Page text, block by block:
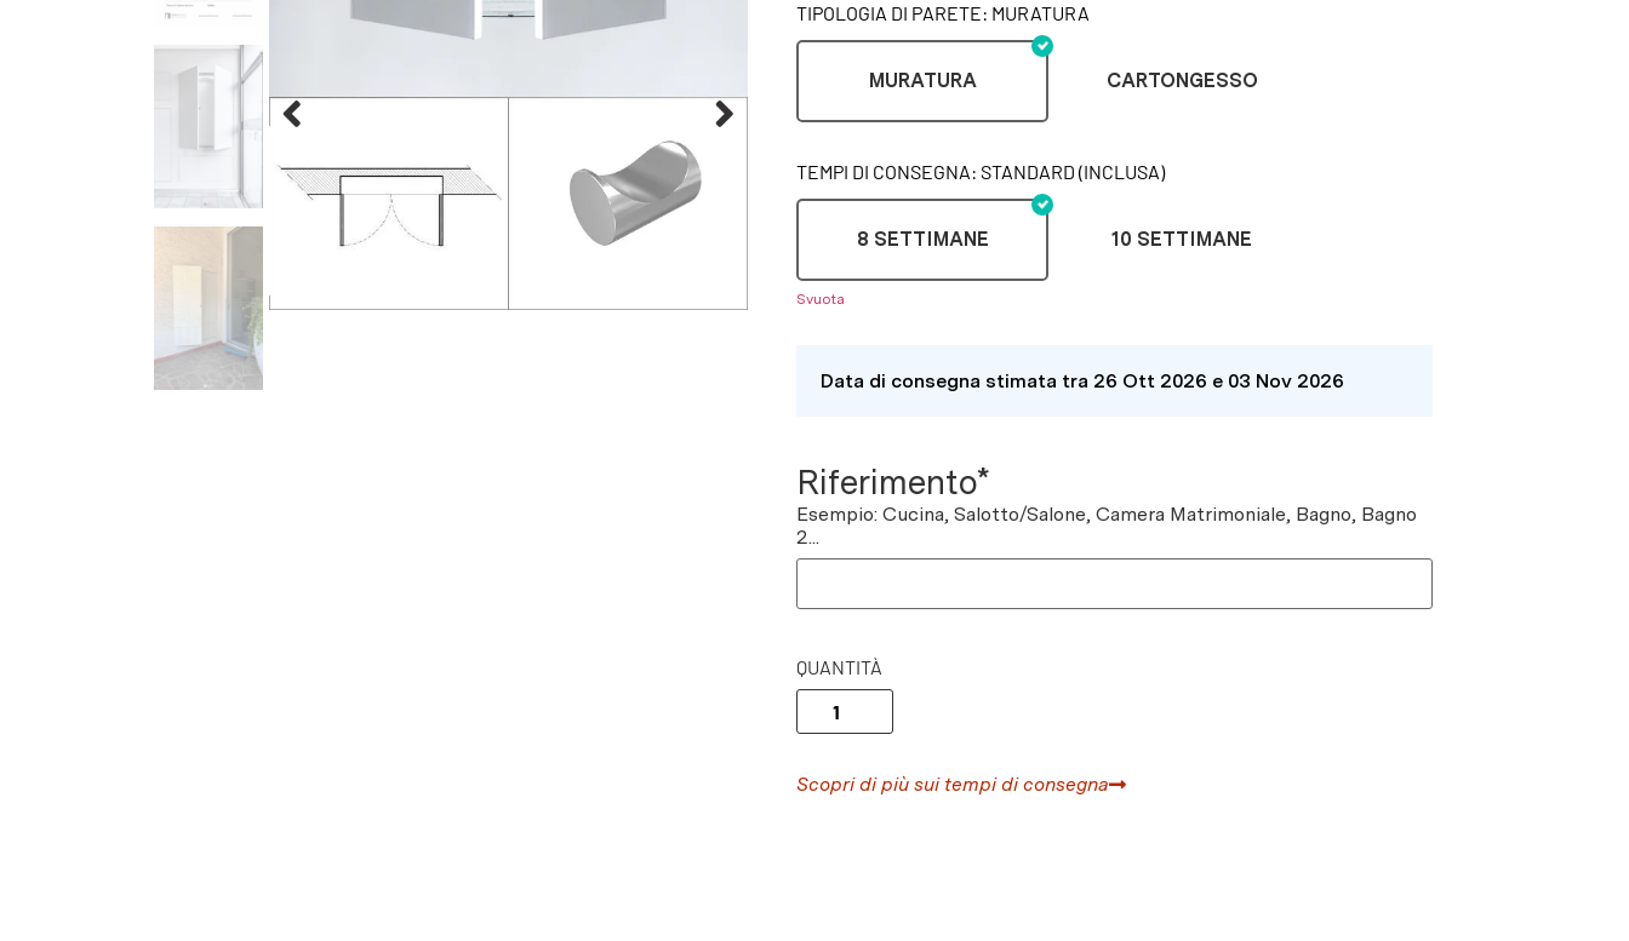
TIPOLOGIA DI PARETE: MURATURA
MURATURA CARTONGESSO
TEMPI DI CONSEGNA: STANDARD (INCLUSA)
8 SETTIMANE 10 SETTIMANE
Svuota
Data di consegna stimata tra 26 Ott 2026 e 03 Nov 2026
Riferimento*
Esempio: Cucina, Salotto/Salone, Camera Matrimoniale, Bagno, Bagno
2...
QUANTITÀ
Scopri di più sui tempi di consegna